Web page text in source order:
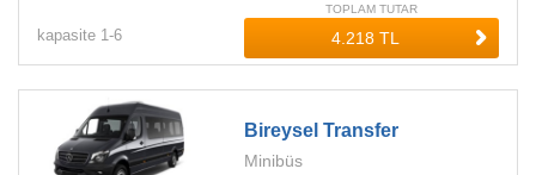
kapasite 1-6
TOPLAM TUTAR
Bireysel Transfer
Minibüs